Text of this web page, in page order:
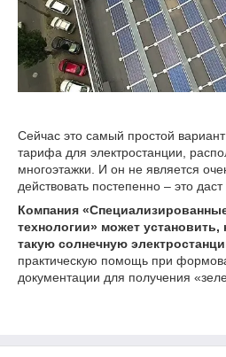
Сейчас это самый простой
тарифа для электростанции,
многоэтажки. И он не является
действовать постепенно – это
Компания
технологии» может установить,
такую ​​солнечную
практическую помощь при
документации для получения